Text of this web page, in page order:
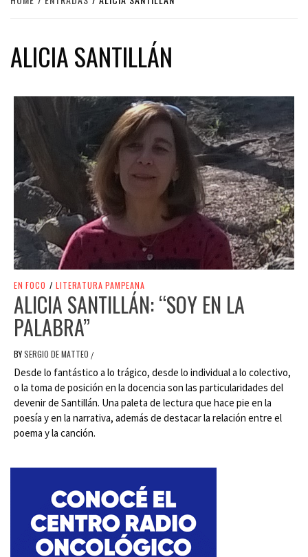
ALICIA SANTILLÁN
EN FOCO / LITERATURA PAMPEANA
ALICIA SANTILLÁN: “SOY EN LA
PALABRA”
BYSERGIO DE MATTEO /
Desde lo fantástico a lo trágico, desde lo individual a lo colectivo,
o la toma de posición en la docencia son las particularidades del
devenir de Santillán. Una paleta de lectura que hace pie en la
poesía y en la narrativa, además de destacar la relación entre el
poema y la canción.